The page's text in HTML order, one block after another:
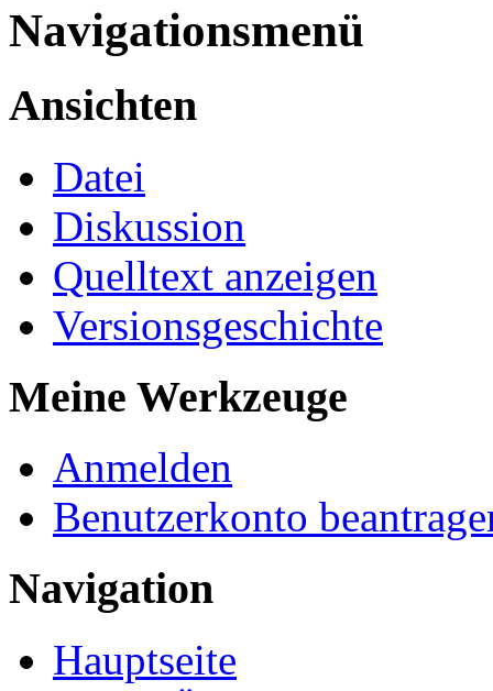
Navigationsmenü
Ansichten
Datei
Diskussion
Quelltext anzeigen
Versionsgeschichte
Meine Werkzeuge
Anmelden
Benutzerkonto
Navigation
Hauptseite